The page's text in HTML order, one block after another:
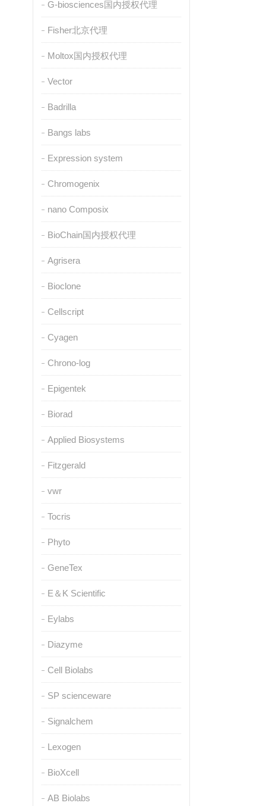
G-biosciences国内授权代理
Fisher北京代理
Moltox国内授权代理
Vector
Badrilla
Bangs labs
Expression system
Chromogenix
nano Composix
BioChain国内授权代理
Agrisera
Bioclone
Cellscript
Cyagen
Chrono-log
Epigentek
Biorad
Applied Biosystems
Fitzgerald
vwr
Tocris
Phyto
GeneTex
E＆K Scientific
Eylabs
Diazyme
Cell Biolabs
SP scienceware
Signalchem
Lexogen
BioXcell
AB Biolabs